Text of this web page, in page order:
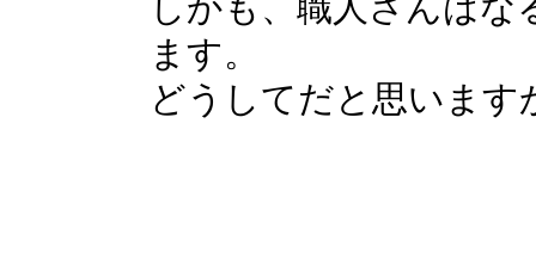
しかも、職人さんはな
ます。
どうしてだと思います